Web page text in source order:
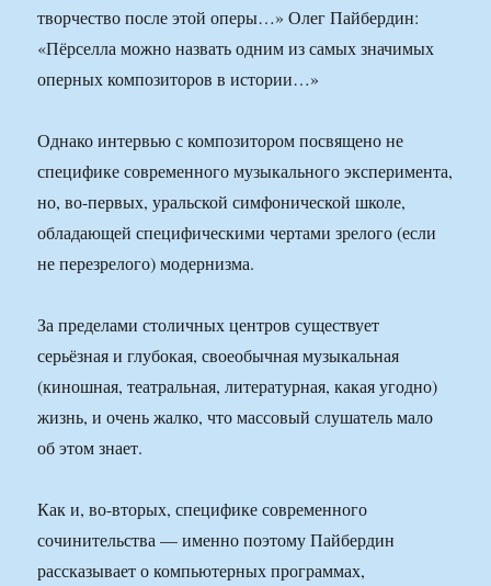
творчество после этой оперы…» Олег Пайбердин:
«Пёрселла можно назвать одним из самых значимых
оперных композиторов в истории…»
Однако интервью с композитором посвящено не
специфике современного музыкального эксперимента,
но, во-первых, уральской симфонической школе,
обладающей специфическими чертами зрелого (если
не перезрелого) модернизма.
За пределами столичных центров существует
серьёзная и глубокая, своеобычная музыкальная
(киношная, театральная, литературная, какая угодно)
жизнь, и очень жалко, что массовый слушатель мало
об этом знает.
Как и, во-вторых, специфике современного
сочинительства — именно поэтому Пайбердин
рассказывает о компьютерных программах,